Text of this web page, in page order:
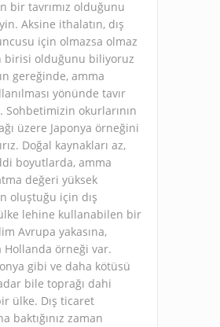
bir tavrımız olduğunu
Aksine ithalatın, dış
için olmazsa olmaz
birisi olduğunu biliyoruz
gereğinde, amma
yönünde tavır
Sohbetimizin okurlarının
üzere Japonya örneğini
Doğal kaynakları az,
boyutlarda, amma
değeri yüksek
oluştuğu için dış
lehine kullanabilen bir
Avrupa yakasına,
Hollanda örneği var.
gibi ve daha kötüsü
bile toprağı dahi
ülke. Dış ticaret
baktığınız zaman